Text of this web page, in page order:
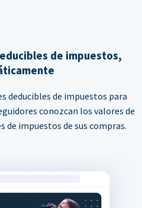
de impuestos,
deducibles de impuestos para
conozcan los valores de
de impuestos de sus compras.